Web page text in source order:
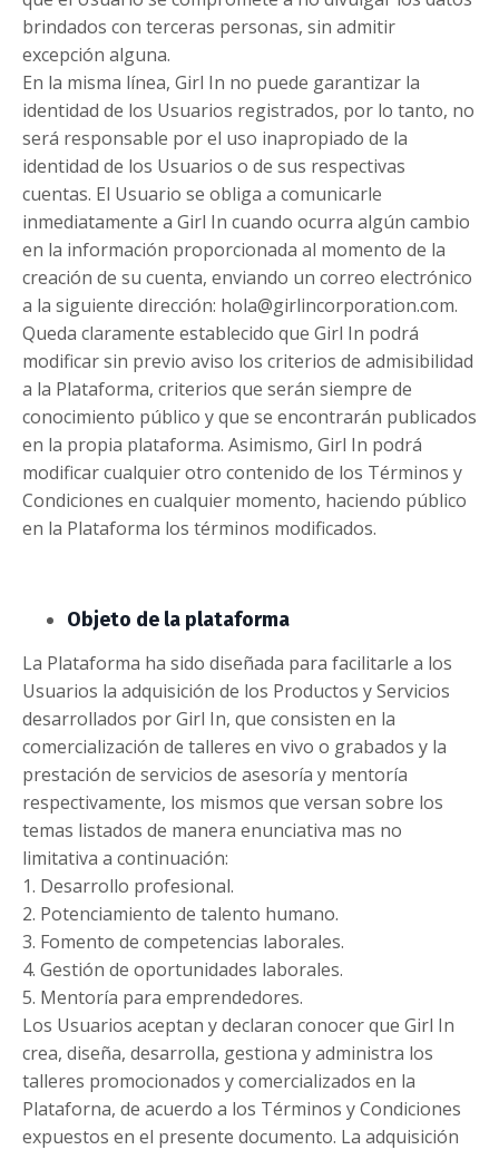
brindados con terceras personas, sin admitir
excepción alguna.
En la misma línea, Girl In no puede garantizar la
identidad de los Usuarios registrados, por lo tanto, no
será responsable por el uso inapropiado de la
identidad de los Usuarios o de sus respectivas
cuentas. El Usuario se obliga a comunicarle
inmediatamente a Girl In cuando ocurra algún cambio
en la información proporcionada al momento de la
creación de su cuenta, enviando un correo electrónico
a la siguiente dirección: hola@girlincorporation.com.
Queda claramente establecido que Girl In podrá
modificar sin previo aviso los criterios de admisibilidad
a la Plataforma, criterios que serán siempre de
conocimiento público y que se encontrarán publicados
en la propia plataforma. Asimismo, Girl In podrá
modificar cualquier otro contenido de los Términos y
Condiciones en cualquier momento, haciendo público
en la Plataforma los términos modificados.
Objeto de la plataforma
La Plataforma ha sido diseñada para facilitarle a los
Usuarios la adquisición de los Productos y Servicios
desarrollados por Girl In, que consisten en la
comercialización de talleres en vivo o grabados y la
prestación de servicios de asesoría y mentoría
respectivamente, los mismos que versan sobre los
temas listados de manera enunciativa mas no
limitativa a continuación:
1. Desarrollo profesional.
2. Potenciamiento de talento humano.
3. Fomento de competencias laborales.
4. Gestión de oportunidades laborales.
5. Mentoría para emprendedores.
Los Usuarios aceptan y declaran conocer que Girl In
crea, diseña, desarrolla, gestiona y administra los
talleres promocionados y comercializados en la
Plataforna, de acuerdo a los Términos y Condiciones
expuestos en el presente documento. La adquisición